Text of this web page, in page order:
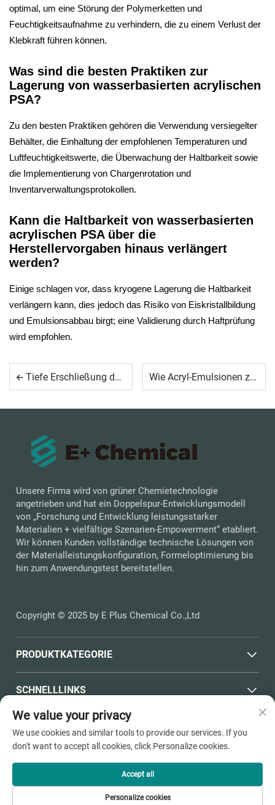
optimal, um eine Störung der Polymerketten und
Feuchtigkeitsaufnahme zu verhindern, die zu einem Verlust der
Klebkraft führen können.
Was sind die besten Praktiken zur
Lagerung von wasserbasierten acrylischen
PSA?
Zu den besten Praktiken gehören die Verwendung versiegelter
Behälter, die Einhaltung der empfohlenen Temperaturen und
Luftfeuchtigkeitswerte, die Überwachung der Haltbarkeit sowie
die Implementierung von Chargenrotation und
Inventarverwaltungsprotokollen.
Kann die Haltbarkeit von wasserbasierten
acrylischen PSA über die
Herstellervorgaben hinaus verlängert
werden?
Einige schlagen vor, dass kryogene Lagerung die Haltbarkeit
verlängern kann, dies jedoch das Risiko von Eiskristallbildung
und Emulsionsabbau birgt; eine Validierung durch Haftprüfung
wird empfohlen.
Tiefe Erschließung der grünen Innovation, gemeinsam eine neue Ära für die Industrie aufbauen — E Plus Chemical glänzt auf der CHINACOAT 2025 Wie Acryl-Emulsionen zur Produktsicherheit beitragen
Unsere Firma wird von grüner Chemietechnologie
angetrieben und hat ein Doppelspur-Entwicklungsmodell
von „Forschung und Entwicklung leistungsstarker
Materialien + vielfältige Szenarien-Empowerment“ etabliert.
Wir können Kunden vollständige technische Lösungen von
der Materialleistungskonfiguration, Formeloptimierung bis
hin zum Anwendungstest bereitstellen.
Copyright © 2025 by E Plus Chemical Co.,Ltd
PRODUKTKATEGORIE
SCHNELLLINKS
KONTAKTINFORMATIONEN
Office add : Nr. 398, Haichen Straße, Dushangang Town,
We value your privacy
We use cookies and similar tools to provide our services. If you
don't want to accept all cookies, click Personalize cookies.
Personalize cookies
Accept all